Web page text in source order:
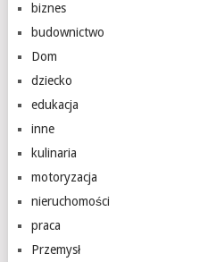
biznes
budownictwo
Dom
dziecko
edukacja
inne
kulinaria
motoryzacja
nieruchomości
praca
Przemysł